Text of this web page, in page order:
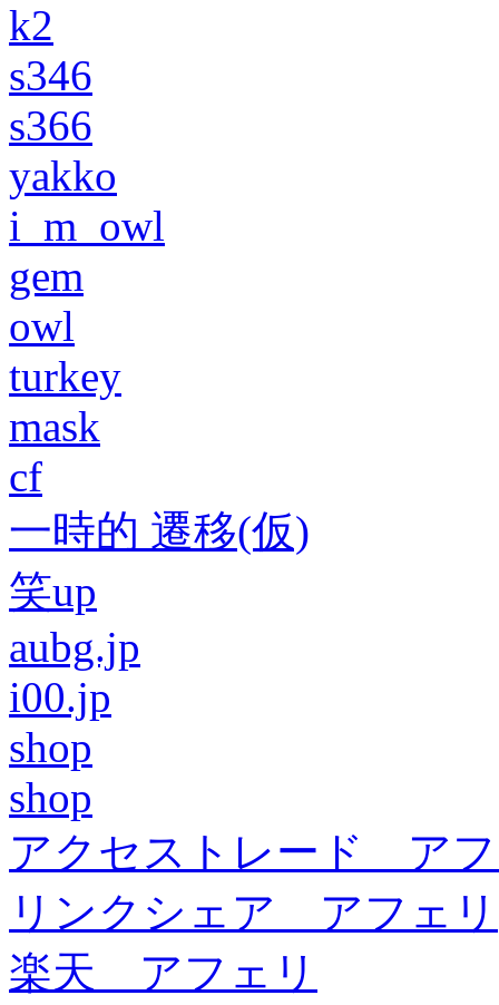
k2
s346
s366
yakko
i_m_owl
gem
owl
turkey
mask
cf
一時的 遷移(仮)
笑up
aubg.jp
i00.jp
shop
shop
アクセストレード ア
リンクシェア アフェリ
楽天 アフェリ